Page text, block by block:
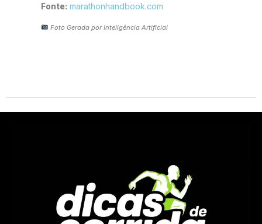
Fonte: marathonhandbook.com
Foto Gerada por Inteligência Artificial